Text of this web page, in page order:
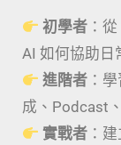
初學者 ：
AI 如何協助日
進階者 ：
成、Podcast、
實戰者 ：